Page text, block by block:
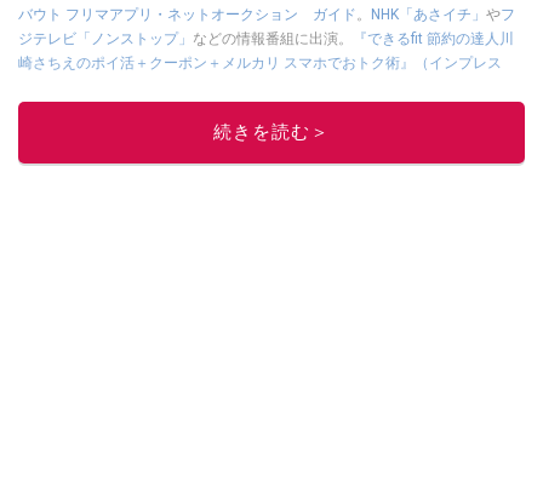
バウト フリマアプリ・ネットオークション ガイド 。 NHK「あさイチ」 やフ
ジテレビ「ノンストップ」 などの情報番組に出演。
『できるfit 節約の達人川
崎さちえのポイ活＋クーポン＋メルカリ スマホでおトク術』（インプレス
的に稼ぐ！』（翔泳社刊）
■経歴：2003年、夫が子育てをするために、突然会社を辞める。翌月からの
続きを読む＞